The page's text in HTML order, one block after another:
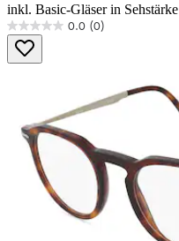
inkl. Basic-Gläser in Sehstärke
0.0 (0)
0.0
von
5